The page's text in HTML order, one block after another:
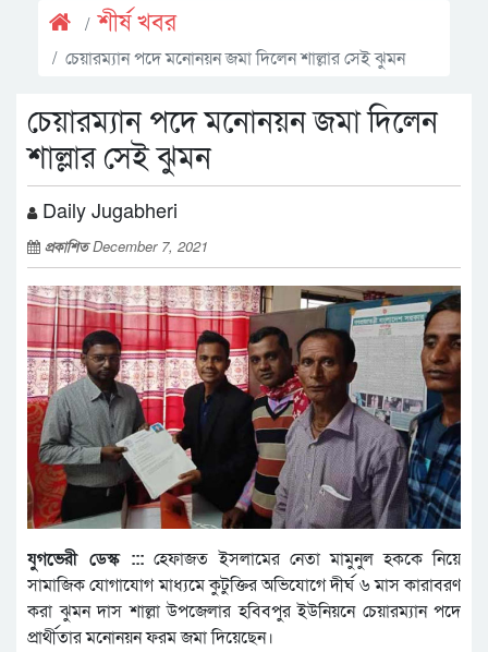
শীর্ষ খবর
চেয়ারম্যান পদে মনোনয়ন জমা দিলেন শাল্লার সেই ঝুমন
চেয়ারম্যান পদে মনোনয়ন জমা দিলেন
শাল্লার সেই ঝুমন
Daily Jugabheri
প্রকাশিতDecember 7, 2021
যুগভেরী ডেস্ক ::: হেফাজত ইসলামের নেতা মামুনুল হককে নিয়ে
সামাজিক যোগাযোগ মাধ্যমে কুটুক্তির অভিযোগে দীর্ঘ ৬ মাস কারাবরণ
করা ঝুমন দাস শাল্লা উপজেলার হবিবপুর ইউনিয়নে চেয়ারম্যান পদে
প্রার্থীতার মনোনয়ন ফরম জমা দিয়েছেন।